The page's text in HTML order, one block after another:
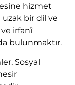
hizmet
bir dil ve
irfanî
bulunmaktır.
Sosyal